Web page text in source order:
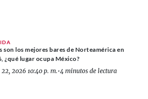
son los mejores bares de Norteamérica en
¿qué lugar ocupa México?
2026 10:40 p. m.•4 minutos de lectura